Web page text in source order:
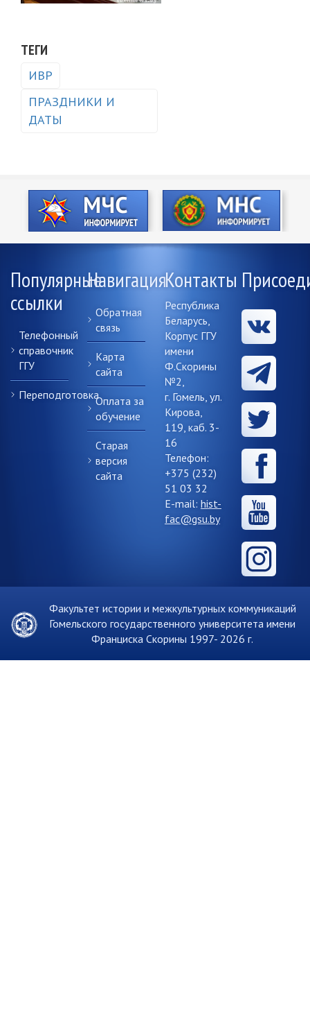
ТЕГИ
ИВР
ПРАЗДНИКИ И
ДАТЫ
Популярные
ссылки
Телефонный
справочник
ГГУ
Переподготовка
Навигация
Обратная
связь
Карта
сайта
Оплата за
обучение
Старая
версия
сайта
Контакты
Республика
Беларусь,
Корпус ГГУ
имени
Ф.Скорины
№2,
г. Гомель, ул.
Кирова,
119, каб. 3-
16
Телефон:
+375 (232)
51 03 32
E-mail: hist-
fac@gsu.by
Факультет истории и межкультурных коммуникаций
Гомельского государственного университета имени
Франциска Скорины 1997- 2026 г.